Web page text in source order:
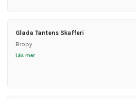
Glada Tantens Skafferi
Broby
Läs mer